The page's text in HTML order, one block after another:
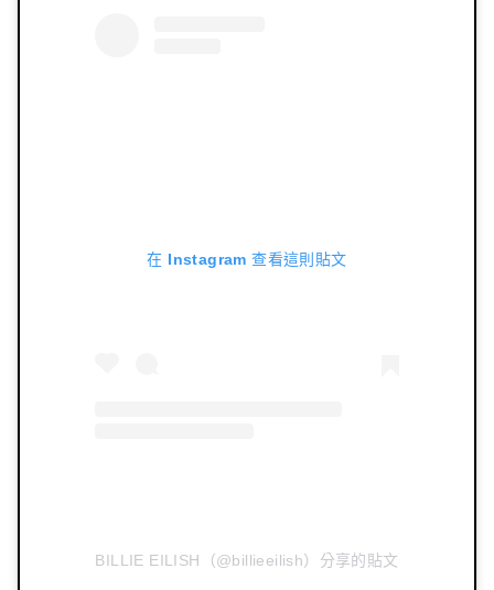
在 Instagram 查看這則貼文
BILLIE EILISH（@billieeilish）分享的貼文